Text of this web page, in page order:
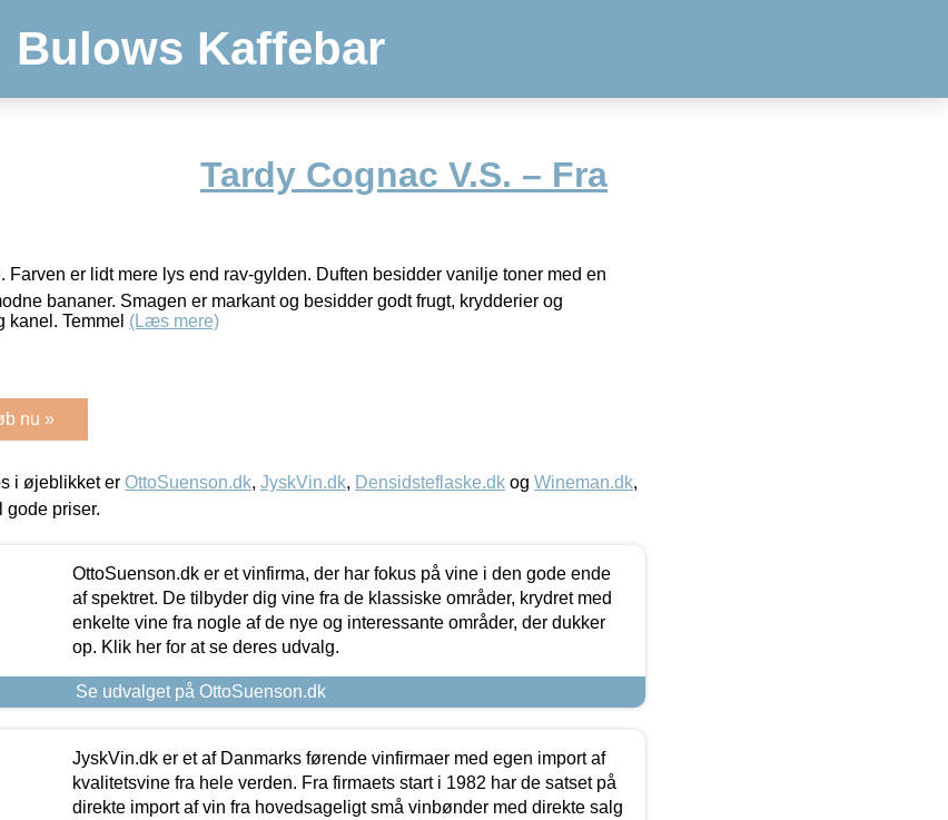
Bulows Kaffebar
Tardy Cognac V.S. – Fra
Farven er lidt mere lys end rav-gylden. Duften besidder vanilje toner med en
bananer. Smagen er markant og besidder godt frugt, krydderier og
kanel. Temmel (Læs mere)
nu »
i øjeblikket er OttoSuenson.dk, JyskVin.dk, Densidsteflaske.dk og Wineman.dk,
gode priser.
OttoSuenson.dk er et vinfirma, der har fokus på vine i den gode ende
af spektret. De tilbyder dig vine fra de klassiske områder, krydret med
enkelte vine fra nogle af de nye og interessante områder, der dukker
op. Klik her for at se deres udvalg.
Se udvalget på OttoSuenson.dk
JyskVin.dk er et af Danmarks førende vinfirmaer med egen import af
kvalitetsvine fra hele verden. Fra firmaets start i 1982 har de satset på
direkte import af vin fra hovedsageligt små vinbønder med direkte salg